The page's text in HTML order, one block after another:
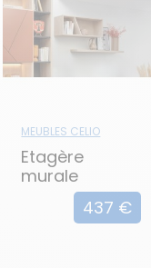
MEUBLES CELIO
Etagère
murale
suspendu
horizontal437 €